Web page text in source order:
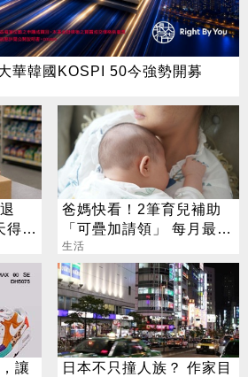
華韓國KOSPI 50今強勢開募
得手
爸媽快看！2筆育兒補助
「可疊加請領」 每月最高
領1.2萬
生活
讓
日本不只撞人族？ 作家目